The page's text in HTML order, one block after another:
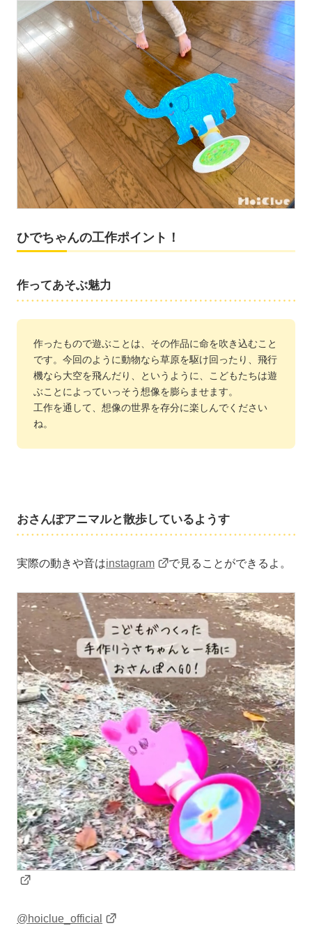
ひでちゃんの工作ポイント！
作ってあそぶ魅力
作ったもので遊ぶことは、その作品に命を吹き込むこと
です。今回のように動物なら草原を駆け回ったり、飛行
機なら大空を飛んだり、というように、こどもたちは遊
ぶことによっていっそう想像を膨らませます。
工作を通して、想像の世界を存分に楽しんでください
ね。
おさんぽアニマルと散歩しているようす
実際の動きや音はinstagram で見ることができるよ。
@hoiclue_official